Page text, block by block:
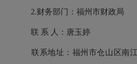
2.财务部门：福州市财政局
联 系 人：唐玉婷
联系地址：福州市仓山区南江